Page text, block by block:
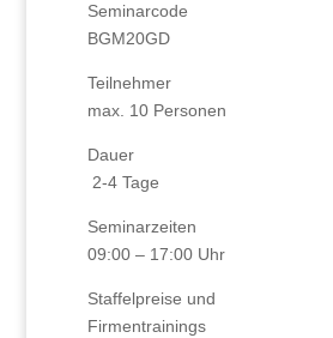
Seminarcode
BGM20GD
Teilnehmer
max. 10 Personen
Dauer
2-4 Tage
Seminarzeiten
09:00 – 17:00 Uhr
Staffelpreise und
Firmentrainings